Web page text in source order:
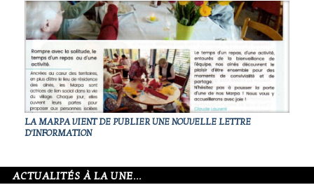
LA MARPA VIENT DE PUBLIER UNE NOUVELLE LETTRE
D'INFORMATION
ACTUALITÉS À LA UNE...